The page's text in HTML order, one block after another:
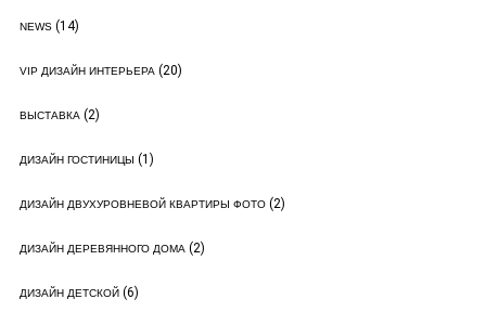
NEWS(14)
VIP ДИЗАЙН ИНТЕРЬЕРА(20)
ВЫСТАВКА(2)
ДИЗАЙН ГОСТИНИЦЫ (1)
ДИЗАЙН ДВУХУРОВНЕВОЙ КВАРТИРЫ ФОТО(2)
ДИЗАЙН ДЕРЕВЯННОГО ДОМА(2)
ДИЗАЙН ДЕТСКОЙ(6)